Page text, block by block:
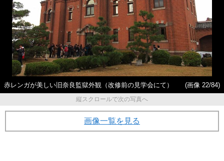
赤レンガが美しい旧奈良監獄外観（改修前の見学会にて）
(画像 22/84)
縦スクロールで次の写真へ
画像一覧を見る